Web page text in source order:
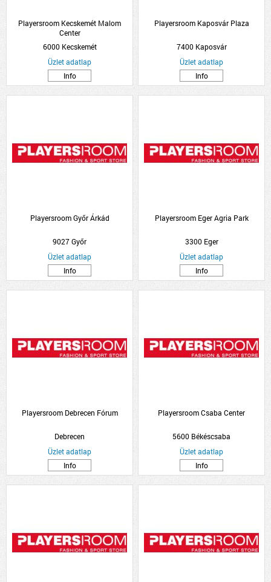
Playersroom Kecskemét Malom
Center
6000 Kecskemét
Üzlet adatlap
Info
Playersroom Kaposvár Plaza
7400 Kaposvár
Üzlet adatlap
Info
Playersroom Győr Árkád
9027 Győr
Üzlet adatlap
Info
Playersroom Eger Agria Park
3300 Eger
Üzlet adatlap
Info
Playersroom Debrecen Fórum
Debrecen
Üzlet adatlap
Info
Playersroom Csaba Center
5600 Békéscsaba
Üzlet adatlap
Info